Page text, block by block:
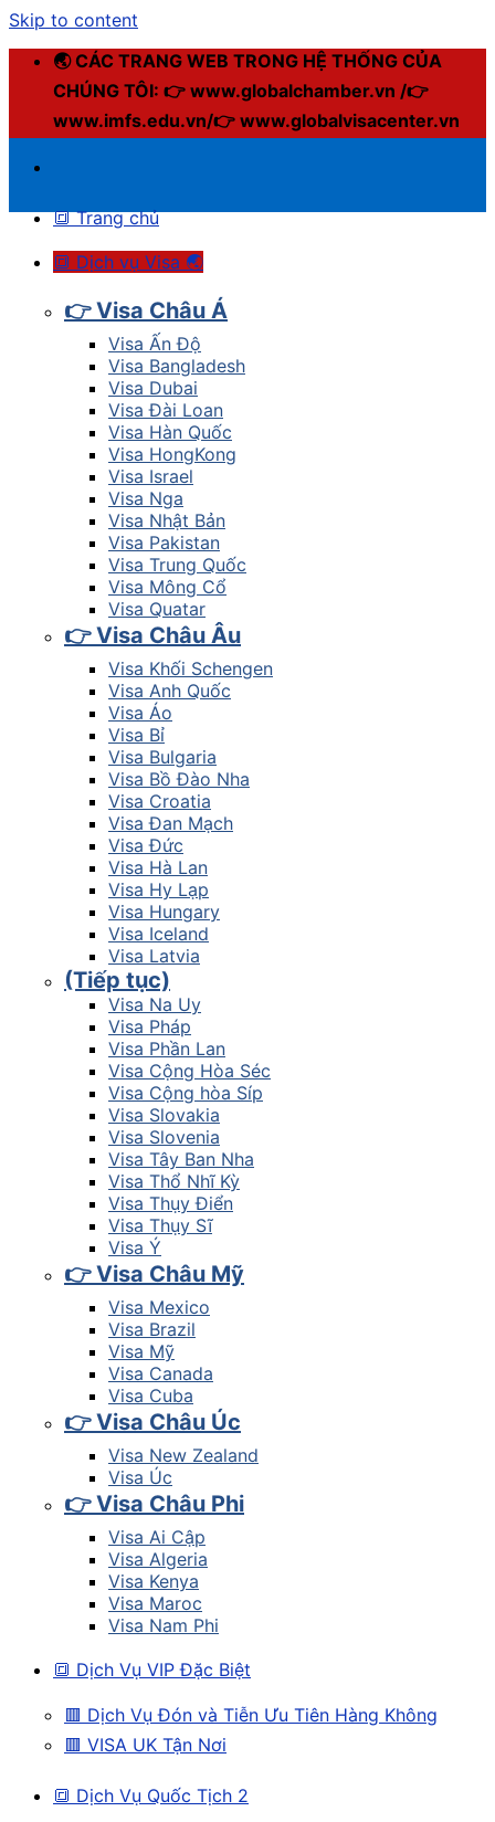
Skip to content
🌏 CÁC TRANG WEB TRONG HỆ THỐNG CỦA
CHÚNG TÔI: 👉 www.globalchamber.vn /👉
www.imfs.edu.vn/👉 www.globalvisacenter.vn
🔳 Trang chủ
🔳 Dịch vụ Visa 🌏
👉 Visa Châu Á
Visa Ấn Độ
Visa Bangladesh
Visa Dubai
Visa Đài Loan
Visa Hàn Quốc
Visa HongKong
Visa Israel
Visa Nga
Visa Nhật Bản
Visa Pakistan
Visa Trung Quốc
Visa Mông Cổ
Visa Quatar
👉 Visa Châu Âu
Visa Khối Schengen
Visa Anh Quốc
Visa Áo
Visa Bỉ
Visa Bulgaria
Visa Bồ Đào Nha
Visa Croatia
Visa Đan Mạch
Visa Đức
Visa Hà Lan
Visa Hy Lạp
Visa Hungary
Visa Iceland
Visa Latvia
(Tiếp tục)
Visa Na Uy
Visa Pháp
Visa Phần Lan
Visa Cộng Hòa Séc
Visa Cộng hòa Síp
Visa Slovakia
Visa Slovenia
Visa Tây Ban Nha
Visa Thổ Nhĩ Kỳ
Visa Thụy Điển
Visa Thụy Sĩ
Visa Ý
👉 Visa Châu Mỹ
Visa Mexico
Visa Brazil
Visa Mỹ
Visa Canada
Visa Cuba
👉 Visa Châu Úc
Visa New Zealand
Visa Úc
👉 Visa Châu Phi
Visa Ai Cập
Visa Algeria
Visa Kenya
Visa Maroc
Visa Nam Phi
🔳 Dịch Vụ VIP Đặc Biệt
🟥 Dịch Vụ Đón và Tiễn Ưu Tiên Hàng Không
🟥 VISA UK Tận Nơi
🔳 Dịch Vụ Quốc Tịch 2